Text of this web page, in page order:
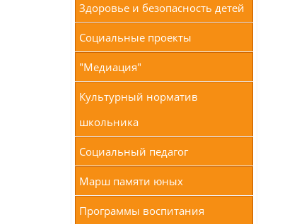
Здоровье и безопасность детей
Социальные проекты
"Медиация"
Культурный норматив
школьника
Социальный педагог
Марш памяти юных
Программы воспитания